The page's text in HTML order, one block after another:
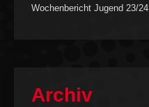
Wochenbericht Jugend 23/24
Archiv